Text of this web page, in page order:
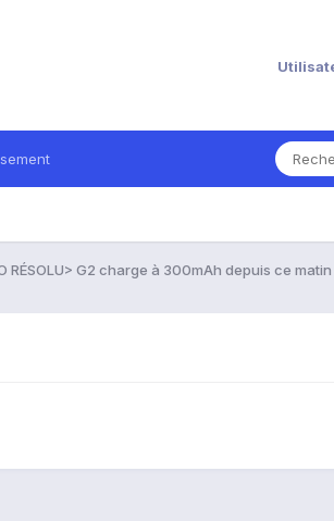
RÉSOLU> G2 charge à 300mAh depuis ce matin